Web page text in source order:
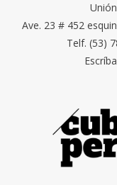
Ave. 23 # 452
Telf. (53)